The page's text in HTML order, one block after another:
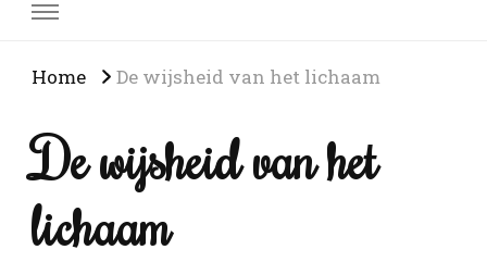
Home De wijsheid van het lichaam
De wijsheid van het
lichaam